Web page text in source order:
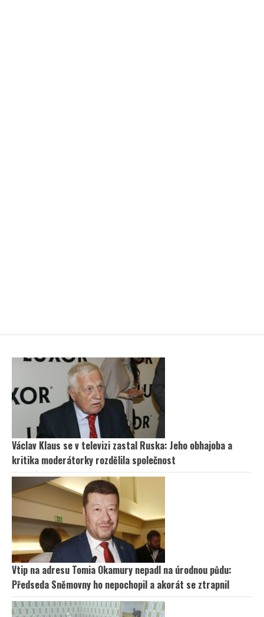
Václav Klaus se v televizi zastal Ruska: Jeho obhajoba a
kritika moderátorky rozdělila společnost
Vtip na adresu Tomia Okamury nepadl na úrodnou půdu:
Předseda Sněmovny ho nepochopil a akorát se ztrapnil